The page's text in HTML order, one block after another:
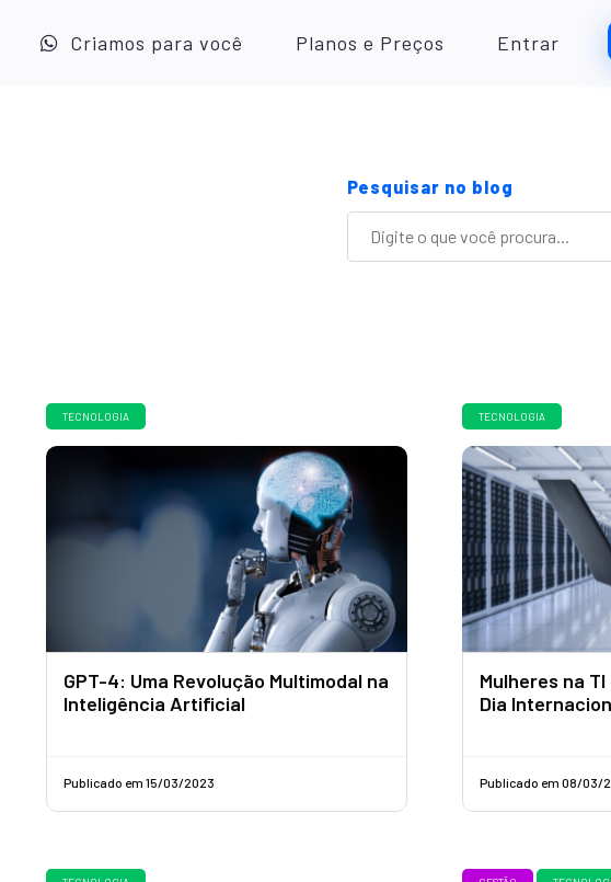
Criamos para você Planos e Preços Entrar
Pesquisar no blog
TECNOLOGIA
GPT-4: Uma Revolução Multimodal na
Inteligência Artificial
Publicado em 15/03/2023
TECNOLOGIA
Mulheres na
Dia
Publicado em 08/03/